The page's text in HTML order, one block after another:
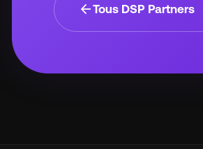
arrow_backTous DSP Partners